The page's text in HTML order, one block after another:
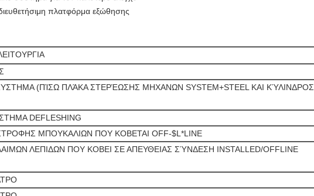
πλατφόρμα εξώθησης
(ΠΊΣΩ ΠΛΆΚΑ ΣΤΕΡΈΩΣΗΣ ΜΗΧΑΝΩΝ SYSTEM+STEEL ΚΑΙ ΚΎΛΙΝΔΡΟΣ
DEFLESHING
ΜΠΟΥΚΑΛΙΩΝ ΠΟΥ ΚΟΒΕΤΑΙ OFF-$L*LINE
ΛΕΠΙΔΩΝ ΠΟΥ ΚΟΒΕΙ ΣΕ ΑΠΕΥΘΕΙΑΣ ΣΎΝΔΕΣΗ INSTALLED/OFFLINE